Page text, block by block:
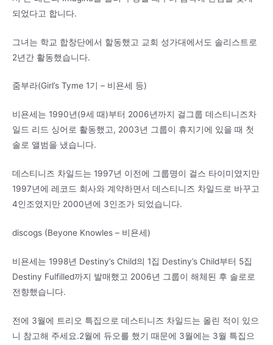
되었다고 합니다.
그녀는 학교 합창단에서 할동했고 교회 성가대에서도 솔리스트로
2년간 활동했습니다.
줌부라(Girl’s Tyme 1기 – 비욘세 등)
비욘세는 1990년(9세 때)부터 2006년까지 걸그룹 데스티니즈차
일드 리드 싱어로 활동했고, 2003년 그룹이 휴지기에 있을 때 첫
솔로 앨범을 냈습니다.
데스티니즈 차일드는 1997년 이전에 그룹명이 걸스 타이미였지만
1997년에 레코드 회사와 계약하면서 데스티니즈 차일드로 바꾸고
4인조였지만 2000년에 3인조가 되었습니다.
discogs (Beyone Knowles – 비욘세)
비욘세는 1998년 Destiny’s Child의 1집 Destiny’s Child부터 5집
Destiny Fulfilled까지 발매했고 2006년 그룹이 해체된 후 솔로로
전향했습니다.
전에 3월에 트리오 특집으로 데스티니즈 차일드는 올린 적이 있으
니 참고해 주세요.2월에 듀오를 했기 때문에 3월에는 3월 특집으